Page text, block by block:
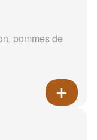
pommes de